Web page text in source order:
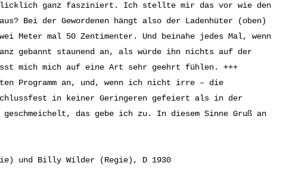
ganz fasziniert. Ich stellte mir das vor wie den
Bei der Gewordenen hängt also der Ladenhüter (oben)
Meter mal 50 Zentimenter. Und beinahe jedes Mal, wenn
gebannt staunend an, als würde ihn nichts auf der
mich mich auf eine Art sehr geehrt fühlen. +++
Programm an, und, wenn ich nicht irre – die
in keiner Geringeren gefeiert als in der
das gebe ich zu. In diesem Sinne Gruß an
und Billy Wilder (Regie), D 1930